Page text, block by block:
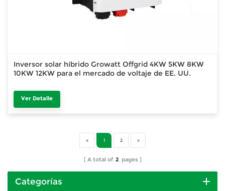
Inversor solar híbrido Growatt Offgrid 4KW 5KW 8KW
10KW 12KW para el mercado de voltaje de EE. UU.
Ver Detalle
1 2
A total of 2 pages
Categorías